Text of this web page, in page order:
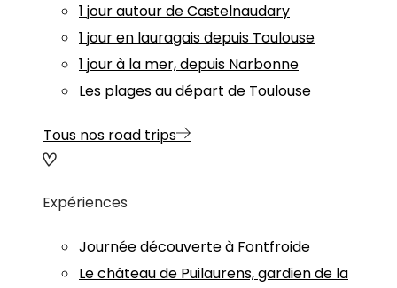
1 jour autour de Castelnaudary
1 jour en lauragais depuis Toulouse
1 jour à la mer, depuis Narbonne
Les plages au départ de Toulouse
Tous nos road trips
Expériences
Journée découverte à Fontfroide
Le château de Puilaurens, gardien de la